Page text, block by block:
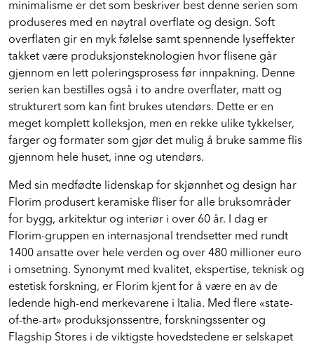
minimalisme er det som beskriver best denne serien som
produseres med en nøytral overflate og design. Soft
overflaten gir en myk følelse samt spennende lyseffekter
takket være produksjonsteknologien hvor flisene går
gjennom en lett poleringsprosess før innpakning. Denne
serien kan bestilles også i to andre overflater, matt og
strukturert som kan fint brukes utendørs. Dette er en
meget komplett kolleksjon, men en rekke ulike tykkelser,
farger og formater som gjør det mulig å bruke samme flis
gjennom hele huset, inne og utendørs.
Med sin medfødte lidenskap for skjønnhet og design har
Florim produsert keramiske fliser for alle bruksområder
for bygg, arkitektur og interiør i over 60 år. I dag er
Florim-gruppen en internasjonal trendsetter med rundt
1400 ansatte over hele verden og over 480 millioner euro
i omsetning. Synonymt med kvalitet, ekspertise, teknisk og
estetisk forskning, er Florim kjent for å være en av de
ledende high-end merkevarene i Italia. Med flere «state-
of-the-art» produksjonssentre, forskningssenter og
Flagship Stores i de viktigste hovedstedene er selskapet